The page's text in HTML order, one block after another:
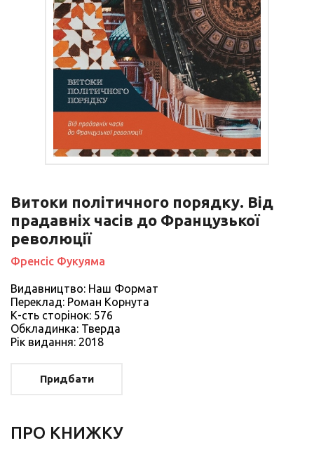
Витоки політичного порядку. Від
прадавніх часів до Французької
революції
Френсіс Фукуяма
Видавництво: Наш Формат
Переклад: Роман Корнута
К-сть сторiнок: 576
Обкладинка: Тверда
Рiк видання: 2018
Придбати
ПРО КНИЖКУ